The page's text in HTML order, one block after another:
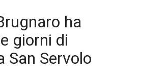
ha
giorni di
San Servolo